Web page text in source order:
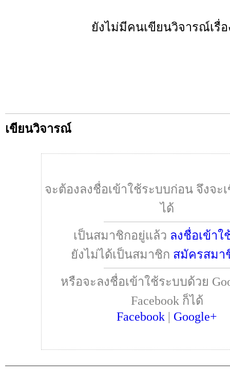
ยังไม่มีคนเขียนวิจารณ์เรื่
เขียนวิจารณ์
จะต้องลงชื่อเข้าใช้ระบบก่อน จึงจะ
ได้
เป็นสมาชิกอยู่แล้ว ลงชื่อเข้าใ
ยังไม่ได้เป็นสมาชิก สมัครสมา
หรือจะลงชื่อเข้าใช้ระบบด้วย
Facebook ก็ได้
Facebook | Google+